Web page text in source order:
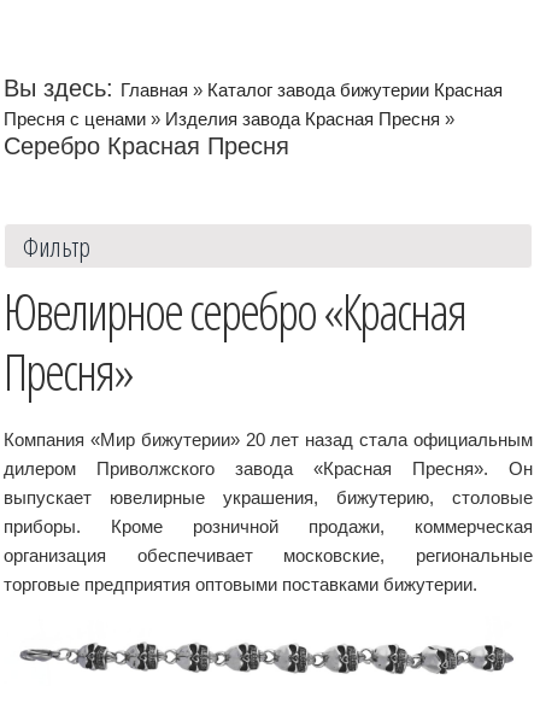
Вы здесь: Главная » Каталог завода бижутерии Красная
Пресня с ценами » Изделия завода Красная Пресня »
Серебро Красная Пресня
Фильтр
Ювелирное серебро «Красная
Пресня»
Компания «Мир бижутерии» 20 лет назад стала официальным
дилером Приволжского завода «Красная Пресня». Он
выпускает ювелирные украшения, бижутерию, столовые
приборы. Кроме розничной продажи, коммерческая
организация обеспечивает московские, региональные
торговые предприятия оптовыми поставками бижутерии.